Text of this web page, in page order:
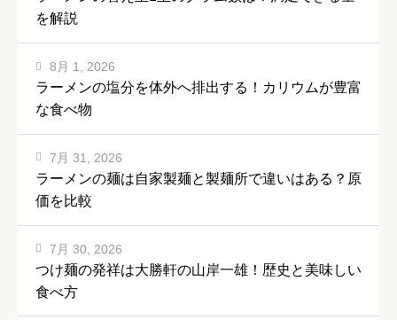
を解説
ラーメンの塩分を体外へ排出する！カリウムが豊富
な食べ物
8月 1, 2026
ラーメンの麺は自家製麺と製麺所で違いはある？原
価を比較
7月 31, 2026
つけ麺の発祥は大勝軒の山岸一雄！歴史と美味しい
食べ方
7月 30, 2026